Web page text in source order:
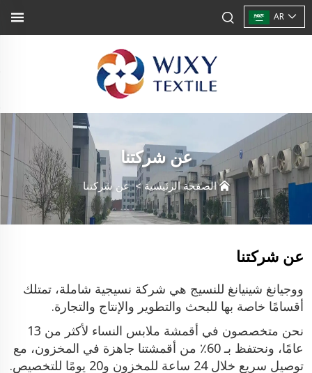
AR
عن شركتنا
الصفحة الرئيسية>عن شركتنا
عن شركتنا
ووجيانغ شينيانغ للنسيج هي شركة نسيجية شاملة، تمتلك
أقسامًا خاصة بها للبحث والتطوير والإنتاج والتجارة.
نحن متخصصون في أقمشة ملابس النساء لأكثر من 13
عامًا، ونحتفظ بـ 60٪ من أقمشتنا جاهزة في المخزون، مع
توصيل سريع خلال 24 ساعة للمخزون و20 يومًا للتخصيص.